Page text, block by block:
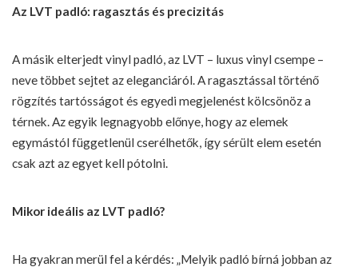
Az LVT padló: ragasztás és precizitás
A másik elterjedt vinyl padló, az LVT – luxus vinyl csempe –
neve többet sejtet az eleganciáról. A ragasztással történő
rögzítés tartósságot és egyedi megjelenést kölcsönöz a
térnek. Az egyik legnagyobb előnye, hogy az elemek
egymástól függetlenül cserélhetők, így sérült elem esetén
csak azt az egyet kell pótolni.
Mikor ideális az LVT padló?
Ha gyakran merül fel a kérdés: „Melyik padló bírná jobban az